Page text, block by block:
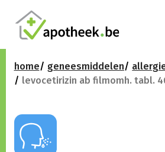
home geneesmiddelen
levocetirizin ab filmomh. tabl.